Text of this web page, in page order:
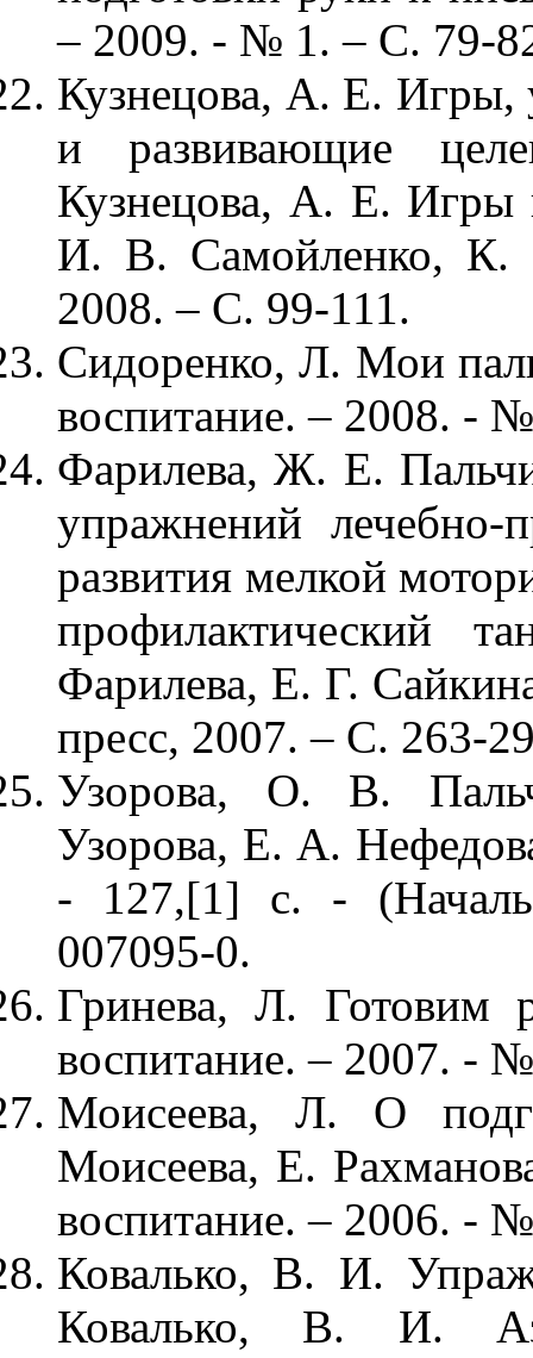
– 2009. - № 1. – С. 79-
Кузнецова, А. Е.
и развивающие
Кузнецова, А. Е. Игры
И. В. Самойленко, К.
2008. – С. 99-111.
Сидоренко, Л. Мои
воспитание. – 2008. -
Фарилева, Ж. Е.
упражнений лечебно-
развития мелкой
профилактический
Фарилева, Е. Г.
пресс, 2007. – С. 263-
Узорова, О. В.
Узорова, Е. А.
- 127,[1] с. -
007095-0.
Гринева, Л. Готовим
воспитание. – 2007. -
Моисеева, Л. О
Моисеева, Е.
воспитание. – 2006. -
Ковалько, В. И.
Ковалько, В. И.